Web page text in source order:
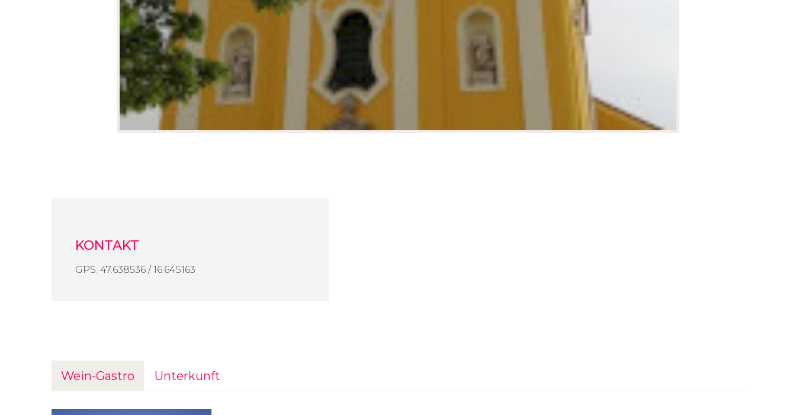
KONTAKT
GPS: 47.638536 / 16.645163
Wein-Gastro Unterkunft